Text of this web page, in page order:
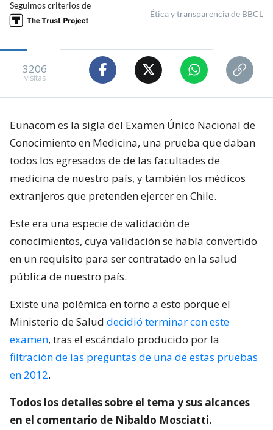
Seguimos criterios de
Ética y transparencia de BBCL
3206
visitas
Eunacom es la sigla del Examen Único Nacional de
Conocimiento en Medicina, una prueba que daban
todos los egresados de de las facultades de
medicina de nuestro país, y también los médicos
extranjeros que pretenden ejercer en Chile.
Este era una especie de validación de
conocimientos, cuya validación se había convertido
en un requisito para ser contratado en la salud
pública de nuestro país.
Existe una polémica en torno a esto porque el
Ministerio de Salud decidió terminar con este
examen, tras el escándalo producido por la
filtración de las preguntas de una de estas pruebas
en 2012.
Todos los detalles sobre el tema y sus alcances
en el comentario de Nibaldo Mosciatti.